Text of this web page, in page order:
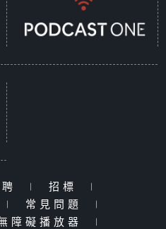
聘 | 招標
|
| 常見問題
|
障礙播放器
|